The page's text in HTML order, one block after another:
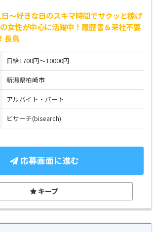
～好きな日のスキマ時間でサクッと稼げ
女性が中心に活躍中！履歴書＆来社不要
長鳥
日給1700円～10000円
新潟県柏崎市
アルバイト・パート
ビサーチ(bisearch)
応募画面に進む
キープ